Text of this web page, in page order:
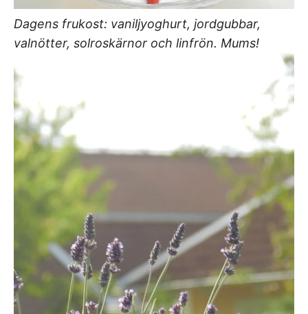
Dagens frukost: vaniljyoghurt, jordgubbar,
valnötter, solroskärnor och linfrön. Mums!